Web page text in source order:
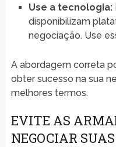
Use a tecnologia:
disponibilizam
negociação. Use
A abordagem correta
obter sucesso na sua
melhores termos.
EVITE AS
NEGOCIAR